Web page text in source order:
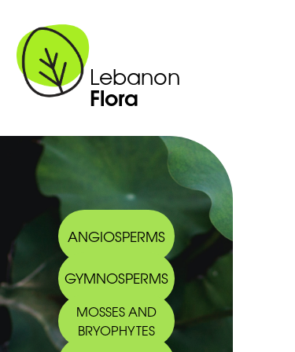
Lebanon
Flora
ANGIOSPERMS
GYMNOSPERMS
MOSSES AND
BRYOPHYTES